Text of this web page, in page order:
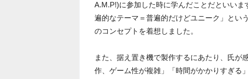
A.M.P!)に参加した時に学んだことだといい
遍的なテーマ＝普遍的だけどユニーク」とい
のコンセプトを着想しました。
また、据え置き機で製作するにあたり、氏が
作、ゲーム性が複雑」「時間がかかりすぎる